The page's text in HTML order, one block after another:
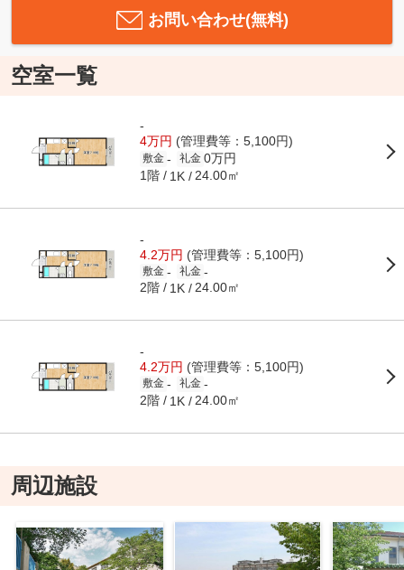
お問い合わせ(無料)
空室一覧
-
4万円 (管理費等：5,100円)
敷金 - 礼金 0万円
1階 1K 24.00㎡
-
4.2万円 (管理費等：5,100円)
敷金 - 礼金 -
2階 1K 24.00㎡
-
4.2万円 (管理費等：5,100円)
敷金 - 礼金 -
2階 1K 24.00㎡
周辺施設